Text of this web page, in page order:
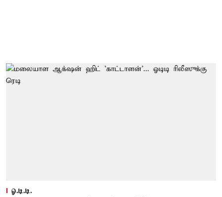
ஓ.டி.டி.